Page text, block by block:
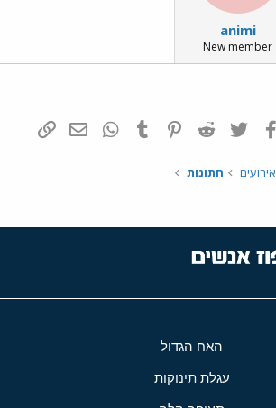
animi
New member
פייסבוק Twitter
Reddit
Pinterest
Tumblr
WhatsAppדואר אלקטרוני
אירועים חתונות
האח הגדול
עגלת תינוקות